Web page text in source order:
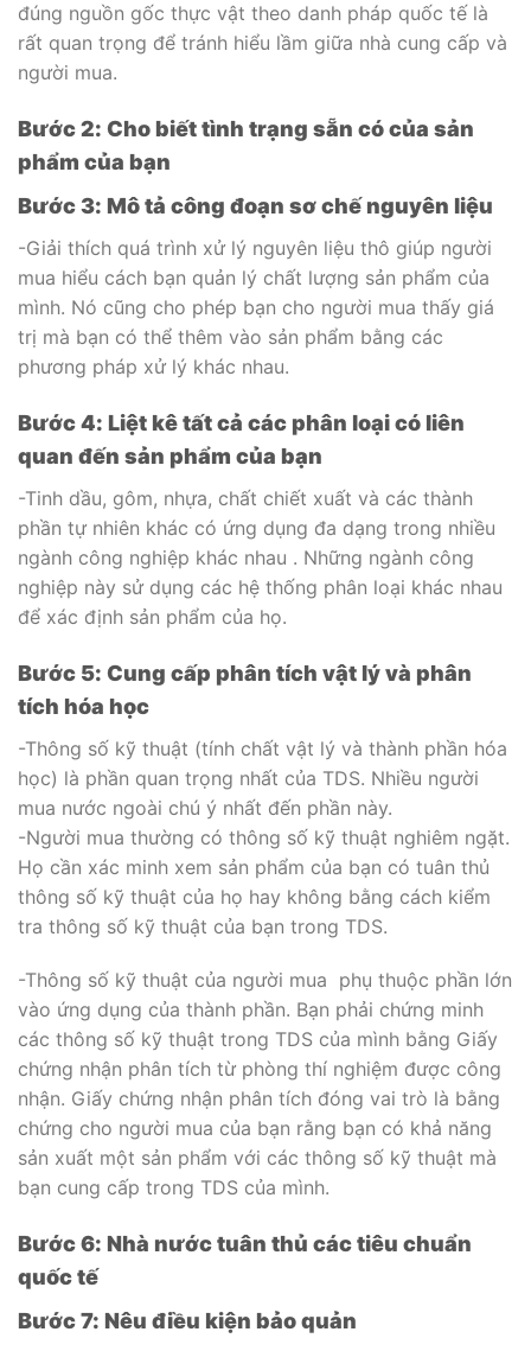
đúng nguồn gốc thực vật theo danh pháp quốc tế là
rất quan trọng để tránh hiểu lầm giữa nhà cung cấp và
người mua.
Bước 2: Cho biết tình trạng sẵn có của sản
phẩm của bạn
Bước 3: Mô tả công đoạn sơ chế nguyên liệu
-Giải thích quá trình xử lý nguyên liệu thô giúp người
mua hiểu cách bạn quản lý chất lượng sản phẩm của
mình. Nó cũng cho phép bạn cho người mua thấy giá
trị mà bạn có thể thêm vào sản phẩm bằng các
phương pháp xử lý khác nhau.
Bước 4: Liệt kê tất cả các phân loại có liên
quan đến sản phẩm của bạn
-Tinh dầu, gôm, nhựa, chất chiết xuất và các thành
phần tự nhiên khác có ứng dụng đa dạng trong nhiều
ngành công nghiệp khác nhau . Những ngành công
nghiệp này sử dụng các hệ thống phân loại khác nhau
để xác định sản phẩm của họ.
Bước 5: Cung cấp phân tích vật lý và phân
tích hóa học
-Thông số kỹ thuật (tính chất vật lý và thành phần hóa
học) là phần quan trọng nhất của TDS. Nhiều người
mua nước ngoài chú ý nhất đến phần này.
-Người mua thường có thông số kỹ thuật nghiêm ngặt.
Họ cần xác minh xem sản phẩm của bạn có tuân thủ
thông số kỹ thuật của họ hay không bằng cách kiểm
tra thông số kỹ thuật của bạn trong TDS.
-Thông số kỹ thuật của người mua phụ thuộc phần lớn
vào ứng dụng của thành phần. Bạn phải chứng minh
các thông số kỹ thuật trong TDS của mình bằng Giấy
chứng nhận phân tích từ phòng thí nghiệm được công
nhận. Giấy chứng nhận phân tích đóng vai trò là bằng
chứng cho người mua của bạn rằng bạn có khả năng
sản xuất một sản phẩm với các thông số kỹ thuật mà
bạn cung cấp trong TDS của mình.
Bước 6: Nhà nước tuân thủ các tiêu chuẩn
quốc tế
Bước 7: Nêu điều kiện bảo quản